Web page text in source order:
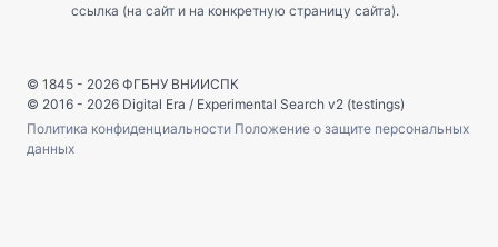
ссылка (на сайт и на конкретную страницу сайта).
© 1845 - 2026 ФГБНУ ВНИИСПК
© 2016 - 2026 Digital Era / Experimental Search v2 (testings)
Политика конфиденциальности Положение о защите персональных
данных